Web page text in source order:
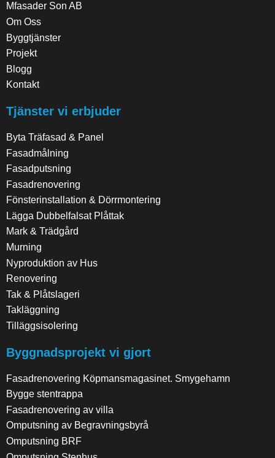
Mfasader Son AB
Om Oss
Byggtjänster
Projekt
Blogg
Kontakt
Tjänster vi erbjuder
Byta Träfasad & Panel
Fasadmålning
Fasadputsning
Fasadrenovering
Fönsterinstallation & Dörrmontering
Lägga Dubbelfalsat Plåttak
Mark & Trädgård
Murning
Nyproduktion av Hus
Renovering
Tak & Plåtslageri
Takläggning
Tilläggsisolering
Byggnadsprojekt vi gjort
Fasadrenovering Köpmansmagasinet. Smygehamn
Bygge stentrappa
Fasadrenovering av villa
Omputsning av Begravningsbyrå
Omputsning BRF